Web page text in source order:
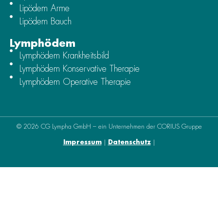
Lipödem Arme
Lipödem Bauch
Lymphödem
Lymphödem Krankheitsbild
Lymphödem Konservative Therapie
Lymphödem Operative Therapie
© 2026 CG Lympha GmbH – ein Unternehmen der CORIUS Gruppe
Impressum| Datenschutz|